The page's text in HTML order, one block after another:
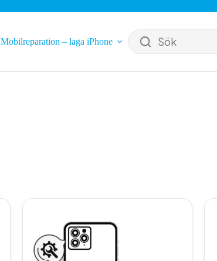
Mobilreparation – laga iPhone Sök